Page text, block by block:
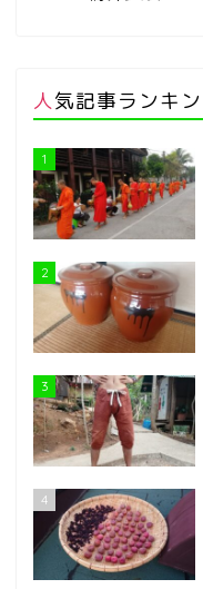
人気記事ランキ
1
2
3
4